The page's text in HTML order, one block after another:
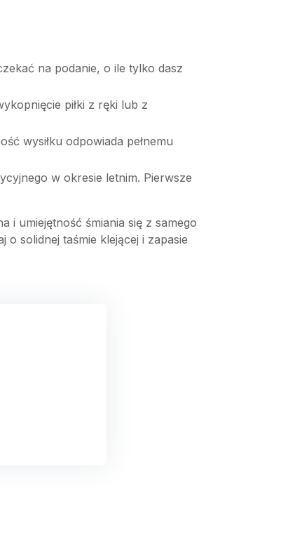
na podanie, o ile tylko dasz
piłki z ręki lub z
wysiłku odpowiada pełnemu
w okresie letnim. Pierwsze
i umiejętność śmiania się z samego
o solidnej taśmie klejącej i zapasie